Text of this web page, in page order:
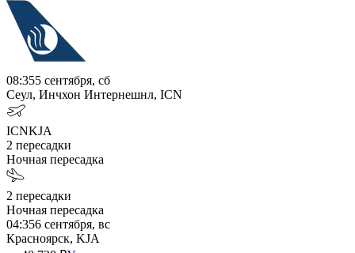
08:355 сентября, сб
Сеул, Инчхон Интернешнл, ICN
ICNKJA
2 пересадки
Ночная пересадка
2 пересадки
Ночная пересадка
04:356 сентября, вс
Красноярск, KJA